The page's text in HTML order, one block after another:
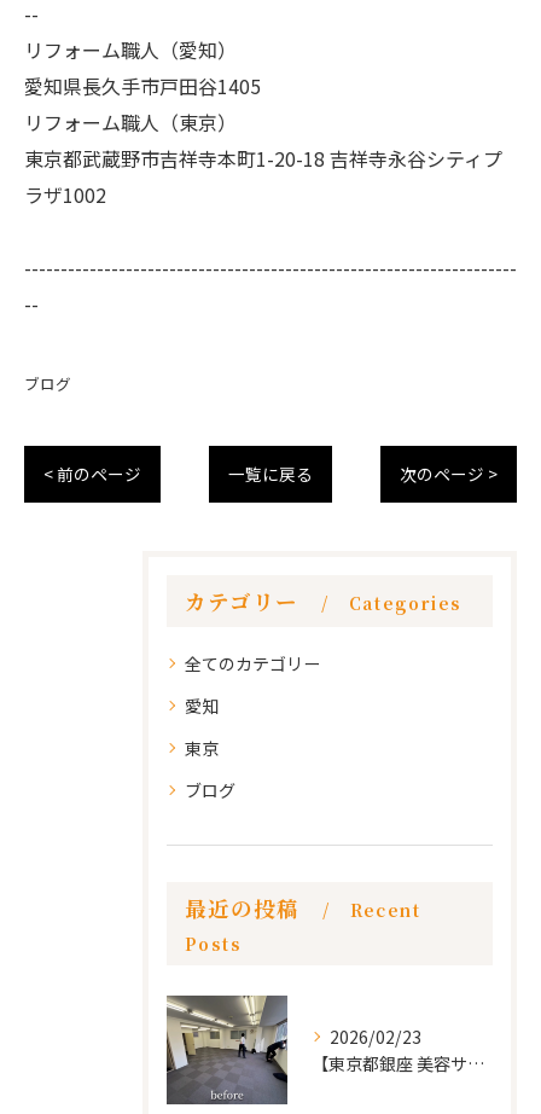
--
リフォーム職人（愛知）
愛知県長久手市戸田谷1405
リフォーム職人（東京）
東京都武蔵野市吉祥寺本町1-20-18 吉祥寺永谷シティプ
ラザ1002
--------------------------------------------------------------------
--
ブログ
< 前のページ 一覧に戻る 次のページ >
カテゴリー Categories
全てのカテゴリー
愛知
東京
ブログ
最近の投稿
Recent
Posts
2026/02/23
【東京都銀座 美容サロン店舗工事】